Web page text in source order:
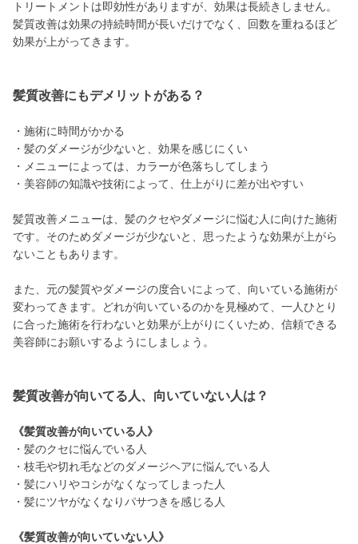
トリートメントは即効性がありますが、効果は長続きしません。
髪質改善は効果の持続時間が長いだけでなく、回数を重ねるほど
効果が上がってきます。
髪質改善にもデメリットがある？
・施術に時間がかかる
・髪のダメージが少ないと、効果を感じにくい
・メニューによっては、カラーが色落ちしてしまう
・美容師の知識や技術によって、仕上がりに差が出やすい
髪質改善メニューは、髪のクセやダメージに悩む人に向けた施術
です。そのためダメージが少ないと、思ったような効果が上がら
ないこともあります。
また、元の髪質やダメージの度合いによって、向いている施術が
変わってきます。どれが向いているのかを見極めて、一人ひとり
に合った施術を行わないと効果が上がりにくいため、信頼できる
美容師にお願いするようにしましょう。
髪質改善が向いてる人、向いていない人は？
《髪質改善が向いている人》
・髪のクセに悩んでいる人
・枝毛や切れ毛などのダメージヘアに悩んでいる人
・髪にハリやコシがなくなってしまった人
・髪にツヤがなくなりパサつきを感じる人
《髪質改善が向いていない人》